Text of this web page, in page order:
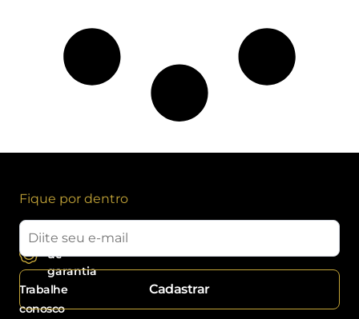
Politica
de
garantia
Trabalhe
conosco
Fique por dentro
Cadastrar